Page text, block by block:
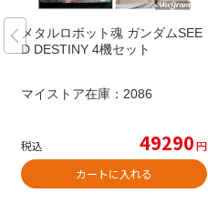
メタルロボット魂 ガンダムSEE
D DESTINY 4機セット
マイストア在庫： 2086
税込 49290円
カートに入れる